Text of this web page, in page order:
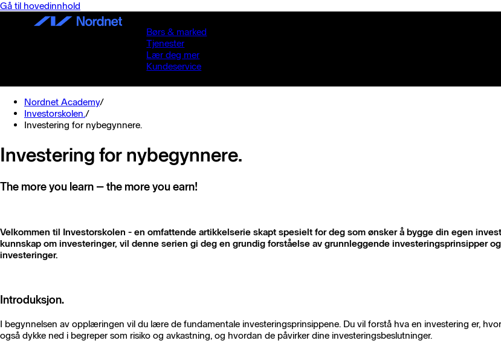
Gå til hovedinnhold
Børs & marked
Tjenester
Lær deg mer
Kundeservice
Nordnet Academy/
Investorskolen./
Investering for nybegynnere.
Investering for nybegynnere.
The more you learn – the more you earn!
Velkommen til Investorskolen - en omfattende artikkelserie skapt spesielt for deg som ønsker å bygge din egen
kunnskap om investeringer, vil denne serien gi deg en grundig forståelse av grunnleggende investeringsprinsipper
investeringer.
Introduksjon.
I begynnelsen av opplæringen vil du lære de fundamentale investeringsprinsippene. Du vil forstå hva en investering er,
også dykke ned i begreper som risiko og avkastning, og hvordan de påvirker dine investeringsbeslutninger.